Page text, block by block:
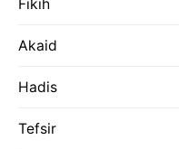
Fıkıh
Akaid
Hadis
Tefsir